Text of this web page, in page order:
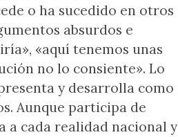
o ha sucedido en otros
absurdos e
«aquí tenemos unas
no lo consiente». Lo
y desarrolla como
Aunque participa de
a cada realidad nacional y